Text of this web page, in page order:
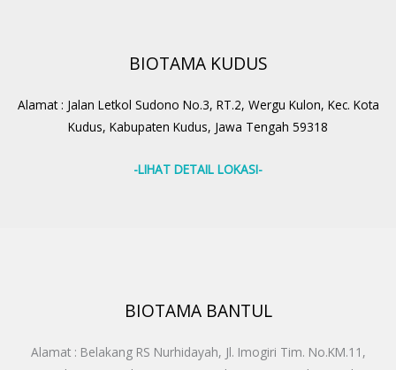
BIOTAMA KUDUS
Alamat : Jalan Letkol Sudono No.3, RT.2, Wergu Kulon, Kec. Kota
Kudus, Kabupaten Kudus, Jawa Tengah 59318
-LIHAT DETAIL LOKASI-
BIOTAMA BANTUL
Alamat : Belakang RS Nurhidayah, Jl. Imogiri Tim. No.KM.11,